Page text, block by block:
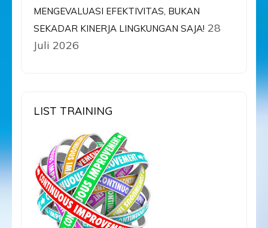
MENGEVALUASI EFEKTIVITAS, BUKAN
SEKADAR KINERJA LINGKUNGAN SAJA! 28
Juli 2026
LIST TRAINING